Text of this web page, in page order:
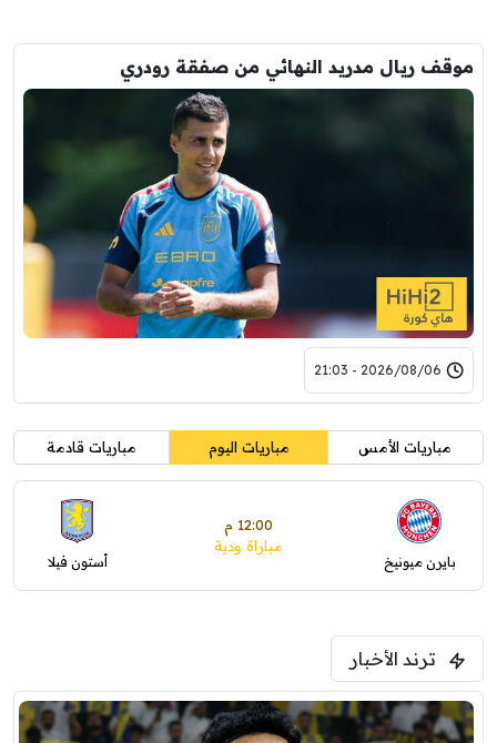
موقف ريال مدريد النهائي من صفقة رودري
2026/08/06 - 21:03
مباريات الأمس مباريات اليوم مباريات قادمة
بايرن ميونيخ
12:00 م
مباراة ودية
أستون فيلا
ترند الأخبار